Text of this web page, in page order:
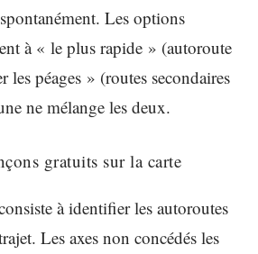
Les options
à « le plus rapide » (autoroute
les péages » (routes secondaires
ne mélange les deux.
gratuits sur la carte
à identifier les autoroutes
Les axes non concédés les